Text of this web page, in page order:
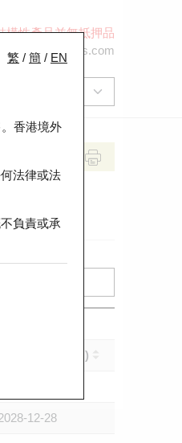
構性產品並無抵押品
繁 / 簡 / EN
香港境外
法律或法
負責或承
到期日 (年-月-日)
12-28